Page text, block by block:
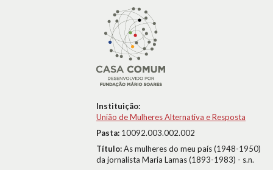
Instituição:
União de Mulheres Alternativa e Resposta
Pasta: 10092.003.002.002
Título:As mulheres do meu país (1948-1950)
da jornalista Maria Lamas (1893-1983) - s.n.